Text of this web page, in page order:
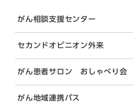
がん相談支援センター
セカンドオピニオン外来
がん患者サロン おしゃべり会
がん地域連携パス